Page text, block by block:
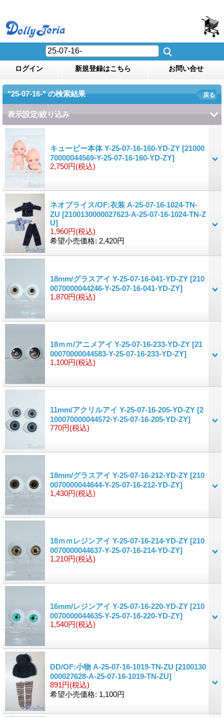
ログイン 新規登録はこちら お問い合せ
"25-07-16-"の検索結果 戻る
表示設定/絞り込み
キューピー本体 Y-25-07-16-160-YD-ZY [21000
70000044569-Y-25-07-16-160-YD-ZY]
2,750円(税込)
ネオブライス/OF:衣装 A-25-07-16-1024-TN-
ZU [2100130000027623-A-25-07-16-1024-TN-Z
U]
1,960円(税込)
希望小売価格: 2,420円
18mm/グラスアイ Y-25-07-16-041-YD-ZY [210
0070000044246-Y-25-07-16-041-YD-ZY]
1,870円(税込)
18ｍｍ/アニメアイ Y-25-07-16-233-YD-ZY [21
00070000044583-Y-25-07-16-233-YD-ZY]
1,100円(税込)
11mm/アクリルアイ Y-25-07-16-205-YD-ZY [2
100070000044572-Y-25-07-16-205-YD-ZY]
770円(税込)
18mm/グラスアイ Y-25-07-16-212-YD-ZY [210
0070000044644-Y-25-07-16-212-YD-ZY]
1,430円(税込)
18ｍｍレジンアイ Y-25-07-16-214-YD-ZY [210
0070000044637-Y-25-07-16-214-YD-ZY]
1,210円(税込)
16mm/レジンアイ Y-25-07-16-220-YD-ZY [210
0070000044635-Y-25-07-16-220-YD-ZY]
1,540円(税込)
DD/OF:小物 A-25-07-16-1019-TN-ZU [2100130
000027628-A-25-07-16-1019-TN-ZU]
891円(税込)
希望小売価格: 1,100円